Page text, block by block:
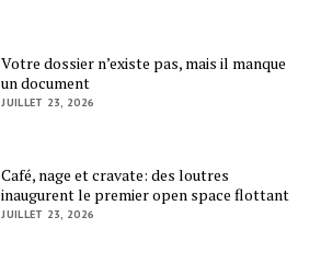
Votre dossier n’existe pas, mais il manque
un document
JUILLET 23, 2026
Café, nage et cravate: des loutres
inaugurent le premier open space flottant
JUILLET 23, 2026